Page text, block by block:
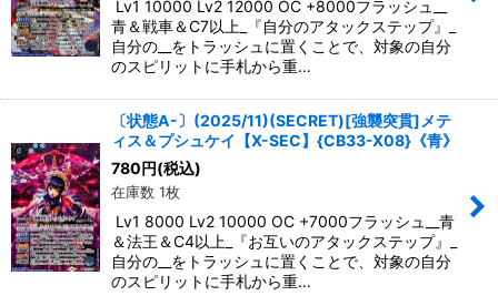
Lv1 10000 Lv2 12000 OC +8000フラッシュ__
青＆戦車＆C7以上_『自分のアタックステップ』_
自分の__をトラッシュに置くことで、対象の自分
のスピリットに手札から重…
〔状態A-〕(2025/11)(SECRET)[強襲突貫]メテ
ィス＆プシュケイ【X-SEC】{CB33-X08}《青》
780 円(税込)
在庫数 1枚
Lv1 8000 Lv2 10000 OC +7000フラッシュ__青
＆法王＆C4以上_『お互いのアタックステップ』_
自分の__をトラッシュに置くことで、対象の自分
のスピリットに手札から重…